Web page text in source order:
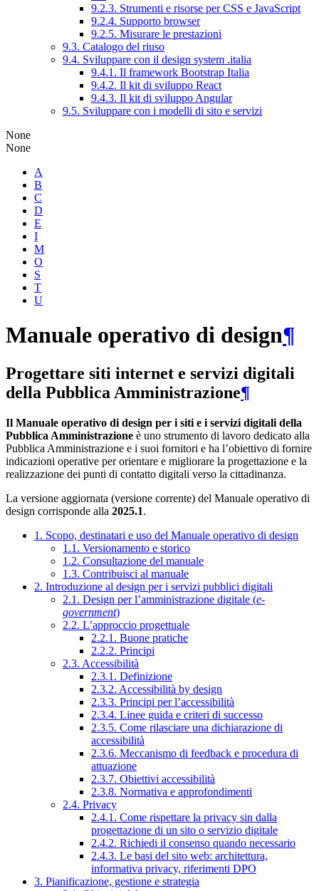
9.2.3. Strumenti e risorse per CSS e JavaScript
9.2.4. Supporto browser
9.2.5. Misurare le prestazioni
9.3. Catalogo del riuso
9.4. Sviluppare con il design system .italia
9.4.1. Il framework Bootstrap Italia
9.4.2. Il kit di sviluppo React
9.4.3. Il kit di sviluppo Angular
9.5. Sviluppare con i modelli di sito e servizi
None
None
A
B
C
D
E
I
M
O
S
T
U
Manuale operativo di design¶
Progettare siti internet e servizi digitali
della Pubblica Amministrazione¶
Il Manuale operativo di design per i siti e i servizi digitali della
Pubblica Amministrazione è uno strumento di lavoro dedicato alla
Pubblica Amministrazione e i suoi fornitori e ha l’obiettivo di fornire
indicazioni operative per orientare e migliorare la progettazione e la
realizzazione dei punti di contatto digitali verso la cittadinanza.
La versione aggiornata (versione corrente) del Manuale operativo di
design corrisponde alla 2025.1.
1. Scopo, destinatari e uso del Manuale operativo di design
1.1. Versionamento e storico
1.2. Consultazione del manuale
1.3. Contribuisci al manuale
2. Introduzione al design per i servizi pubblici digitali
2.1. Design per l’amministrazione digitale (e-
government)
2.2. L’approccio progettuale
2.2.1. Buone pratiche
2.2.2. Principi
2.3. Accessibilità
2.3.1. Definizione
2.3.2. Accessibilità by design
2.3.3. Principi per l’accessibilità
2.3.4. Linee guida e criteri di successo
2.3.5. Come rilasciare una dichiarazione di
accessibilità
2.3.6. Meccanismo di feedback e procedura di
attuazione
2.3.7. Obiettivi accessibilità
2.3.8. Normativa e approfondimenti
2.4. Privacy
2.4.1. Come rispettare la privacy sin dalla
progettazione di un sito o servizio digitale
2.4.2. Richiedi il consenso quando necessario
2.4.3. Le basi del sito web: architettura,
informativa privacy, riferimenti DPO
3. Pianificazione, gestione e strategia